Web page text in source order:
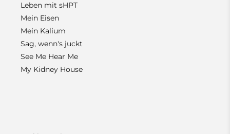
Leben mit sHPT
Mein Eisen
Mein Kalium
Sag, wenn's juckt
See Me Hear Me
My Kidney House